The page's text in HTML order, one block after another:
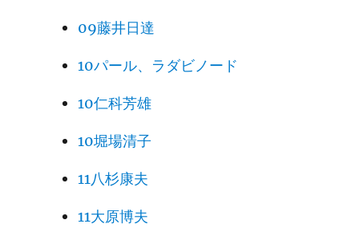
09藤井日達
10パール、ラダビノード
10仁科芳雄
10堀場清子
11八杉康夫
11大原博夫